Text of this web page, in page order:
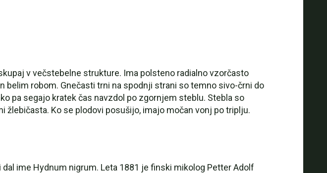
v večstebelne strukture. Ima polsteno radialno vzorčasto
belim robom. Gnečasti trni na spodnji strani so temno sivo-črni do
pa segajo kratek čas navzdol po zgornjem steblu. Stebla so
žlebičasta. Ko se plodovi posušijo, imajo močan vonj po triplju.
ime Hydnum nigrum. Leta 1881 je finski mikolog Petter Adolf